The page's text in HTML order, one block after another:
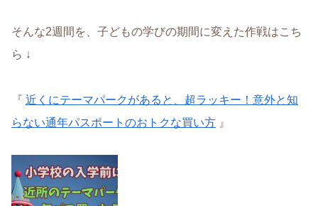
そんな2週間を、子どもの学びの期間に変えた作戦はこち
ら ↓
『 近くにテーマパークがあると、超ラッキー！意外と知
らない通年パスポートのおトクな買い方 』